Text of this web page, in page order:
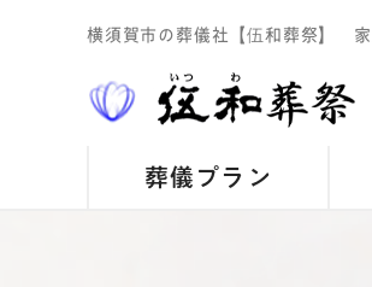
横須賀市の葬儀社【伍和葬祭】
葬儀プラン